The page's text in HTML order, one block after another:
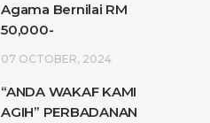
Agama Bernilai RM
50,000-
07 OCTOBER, 2024
“ANDA WAKAF KAMI
AGIH” PERBADANAN